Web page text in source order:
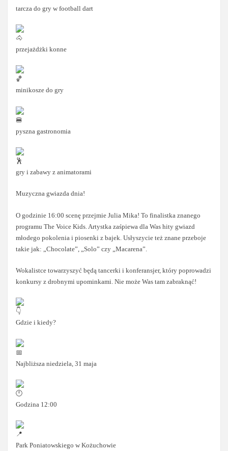
tarcza do gry w football dart
przejażdżki konne
minikosze do gry
pyszna gastronomia
gry i zabawy z animatorami
Muzyczna gwiazda dnia!
O godzinie 16:00 scenę przejmie Julia Mika! To finalistka znanego
programu The Voice Kids. Artystka zaśpiewa dla Was hity gwiazd
młodego pokolenia i piosenki z bajek. Usłyszycie też znane przeboje
takie jak: „Chocolate”, „Solo” czy „Macarena”.
Wokalistce towarzyszyć będą tancerki i konferansjer, który poprowadzi
konkursy z drobnymi upominkami. Nie może Was tam zabraknąć!
Gdzie i kiedy?
Najbliższa niedziela, 31 maja
Godzina 12:00
Park Poniatowskiego w Kożuchowie